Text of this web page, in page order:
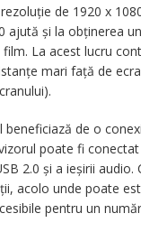
de 1920 x
şi la obţinerea
La acest lucru
mari faţă de
beneficiază de o
poate fi
2.0 şi a ieşirii
acolo unde poate
pentru un